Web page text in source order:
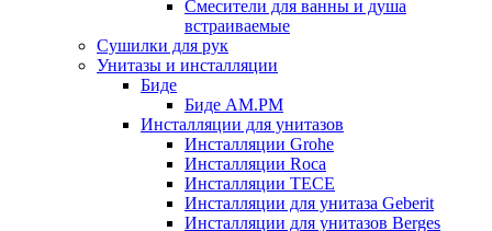
Смесители для ванны и душа
встраиваемые
Сушилки для рук
Унитазы и инсталляции
Биде
Биде AM.PM
Инсталляции для унитазов
Инсталляции Grohe
Инсталляции Roca
Инсталляции TECE
Инсталляции для унитаза Geberit
Инсталляции для унитазов Berges